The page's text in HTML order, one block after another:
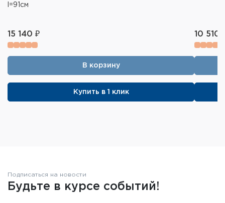
l=91см
15 140 ₽
В корзину
Купить в 1 клик
10 510
Подписаться на новости
Будьте в курсе событий!